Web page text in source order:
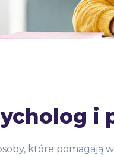
i
które pomagają